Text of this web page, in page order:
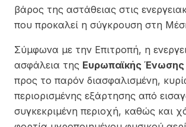
βάρος της αστάθειας στις
που προκαλεί η σύγκρουση στη
Σύμφωνα με την Επιτροπή, η
ασφάλεια της Ευρωπαϊκής Ένωσης
προς το παρόν διασφαλισμένη,
περιορισμένης εξάρτησης από
συγκεκριμένη περιοχή, καθώς και